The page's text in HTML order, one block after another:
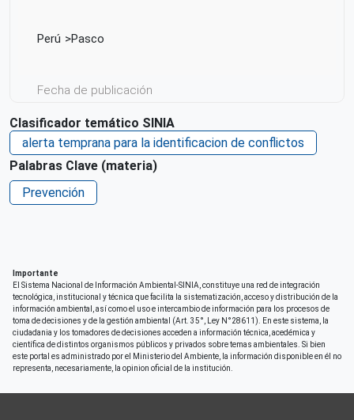
Perú Pasco
Fecha de publicación
Responsable de la publicación del contenido
(Editorial)
Ministerio del Ambiente - MINAM
Idioma
Perú
Derechos de acceso
Acceso irrestricto a todo su contenido
Repositorio de origen
SINIA
Clasificador temático SINIA
alerta temprana para la identificacion de conflictos
Palabras Clave (materia)
Prevención
Importante
El Sistema Nacional de Información Ambiental-SINIA, constituye una red de integración
tecnológica, institucional y técnica que facilita la sistematización, acceso y distribución de la
información ambiental, así como el uso e intercambio de información para los procesos de
toma de decisiones y de la gestión ambiental (Art. 35°, Ley N°28611). En este sistema, la
ciudadania y los tomadores de decisiones acceden a información técnica, acedémica y
científica de distintos organismos públicos y privados sobre temas ambientales. Si bien
este portal es administrado por el Ministerio del Ambiente, la información disponible en él no
representa, necesariamente, la opinion oficial de la institución.